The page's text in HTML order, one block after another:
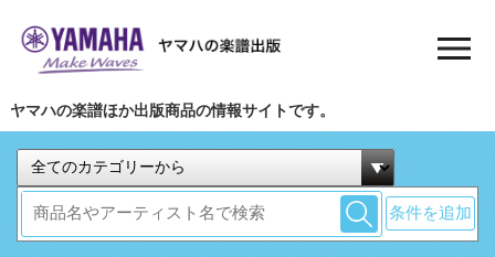
ヤマハの楽譜ほか出版商品の情報サイトです。
条件を追加